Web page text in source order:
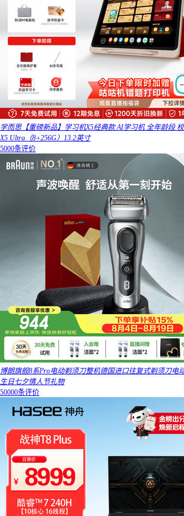
学而思【重磅新品】学习机X5经典款 AI学习机 全年龄段
X5 Ultra（8+256G）13.2英寸
5000条评价
博朗旗舰8系Pro电动剃须刀整机德国进口往复式剃须刀电
生日七夕情人节礼物
50000条评价